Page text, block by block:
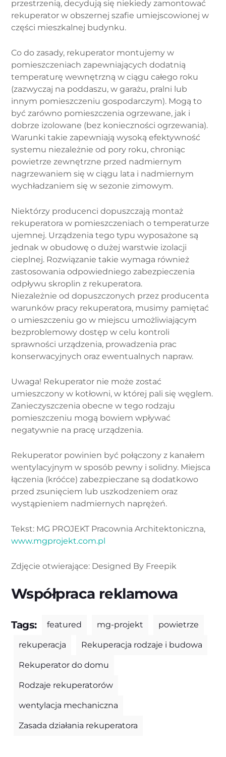
przestrzenią, decydują się niekiedy zamontować
rekuperator w obszernej szafie umiejscowionej w
części mieszkalnej budynku.
Co do zasady, rekuperator montujemy w
pomieszczeniach zapewniających dodatnią
temperaturę wewnętrzną w ciągu całego roku
(zazwyczaj na poddaszu, w garażu, pralni lub
innym pomieszczeniu gospodarczym). Mogą to
być zarówno pomieszczenia ogrzewane, jak i
dobrze izolowane (bez konieczności ogrzewania).
Warunki takie zapewniają wysoką efektywność
systemu niezależnie od pory roku, chroniąc
powietrze zewnętrzne przed nadmiernym
nagrzewaniem się w ciągu lata i nadmiernym
wychładzaniem się w sezonie zimowym.
Niektórzy producenci dopuszczają montaż
rekuperatora w pomieszczeniach o temperaturze
ujemnej. Urządzenia tego typu wyposażone są
jednak w obudowę o dużej warstwie izolacji
cieplnej. Rozwiązanie takie wymaga również
zastosowania odpowiedniego zabezpieczenia
odpływu skroplin z rekuperatora.
Niezależnie od dopuszczonych przez producenta
warunków pracy rekuperatora, musimy pamiętać
o umieszczeniu go w miejscu umożliwiającym
bezproblemowy dostęp w celu kontroli
sprawności urządzenia, prowadzenia prac
konserwacyjnych oraz ewentualnych napraw.
Uwaga! Rekuperator nie może zostać
umieszczony w kotłowni, w której pali się węglem.
Zanieczyszczenia obecne w tego rodzaju
pomieszczeniu mogą bowiem wpływać
negatywnie na pracę urządzenia.
Rekuperator powinien być połączony z kanałem
wentylacyjnym w sposób pewny i solidny. Miejsca
łączenia (króćce) zabezpieczane są dodatkowo
przed zsunięciem lub uszkodzeniem oraz
wystąpieniem nadmiernych naprężeń.
Tekst: MG PROJEKT Pracownia Architektoniczna,
www.mgprojekt.com.pl
Zdjęcie otwierające: Designed By Freepik
Współpraca reklamowa
Tags: featured mg-projekt powietrze
rekuperacja Rekuperacja rodzaje i budowa
Rekuperator do domu
Rodzaje rekuperatorów
wentylacja mechaniczna
Zasada działania rekuperatora